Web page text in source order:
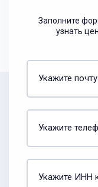
Заполните
узнать
Укажите почту
Укажите
Укажите ИНН